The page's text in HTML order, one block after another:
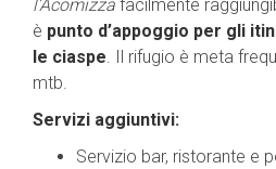
l’Acomizza facilmente
è punto d’appoggio per gli
le ciaspe. Il rifugio è meta
mtb.
Servizi aggiuntivi:
Servizio bar, ristorante e